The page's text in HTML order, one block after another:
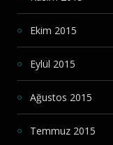
Ekim 2015
Eylül 2015
Ağustos 2015
Temmuz 2015